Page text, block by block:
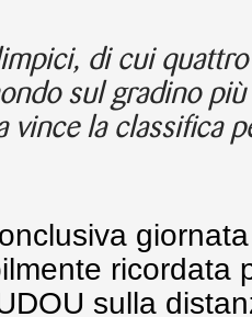
di cui
sul gradino
vince la classifica
ricordata
sulla